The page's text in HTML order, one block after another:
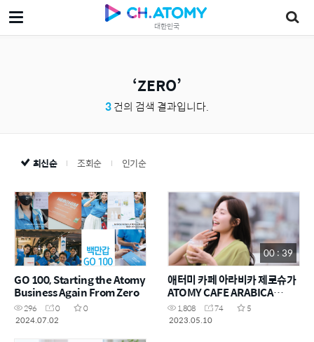
대한민국
ZERO
3건의 검색 결과입니다.
최신순 조회순 인기순
GO 100, Starting the Atomy
Business Again From Zero
296 0
0
2024.07.02
00 : 39
애터미 카페 아라비카 제로슈가
ATOMY CAFE ARABICA
ZERO SUGAR .ICE
1,808 74
5
2023.05.10